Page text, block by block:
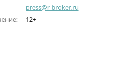
press@r-broker.ru
12+